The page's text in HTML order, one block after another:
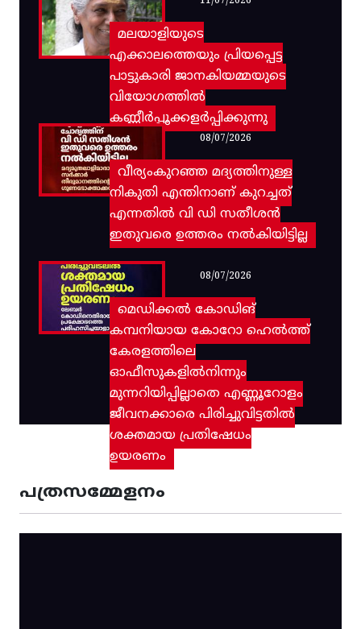
മലയാളിയുടെ
എക്കാലത്തെയും പ്രിയപ്പെട്ട
പാട്ടുകാരി ജാനകിയമ്മയുടെ
വിയോഗത്തിൽ
കണ്ണീർപ്പൂക്കളർപ്പിക്കുന്നു
വീര്യംകുറഞ്ഞ മദ്യത്തിനുള്ള
നികുതി എന്തിനാണ് കുറച്ചത്
എന്നതിൽ വി ഡി സതീശൻ
ഇതുവരെ ഉത്തരം നൽകിയിട്ടില്ല
08/07/2026
മെഡിക്കൽ കോഡിങ്
കമ്പനിയായ കോറോ ഹെൽത്ത്
കേരളത്തിലെ
ഓഫീസുകളിൽനിന്നും
മുന്നറിയിപ്പില്ലാതെ എണ്ണൂറോളം
ജീവനക്കാരെ പിരിച്ചുവിട്ടതിൽ‌
ശക്തമായ പ്രതിഷേധം
ഉയരണം
08/07/2026
പത്രസമ്മേളനം